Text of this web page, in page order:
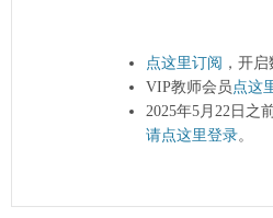
点这里订阅 ，开
VIP教师会员点这
2025年5月22日之
请点这里登录。